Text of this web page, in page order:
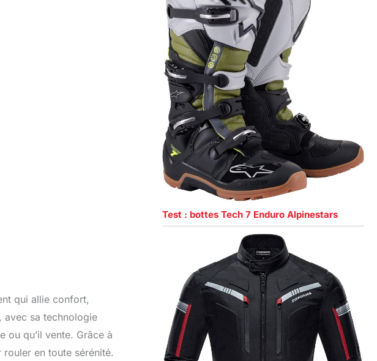
qui allie confort,
avec sa technologie
ou qu’il vente. Grâce à
en toute sérénité.
Test : bottes Tech 7 Enduro Alpinestars